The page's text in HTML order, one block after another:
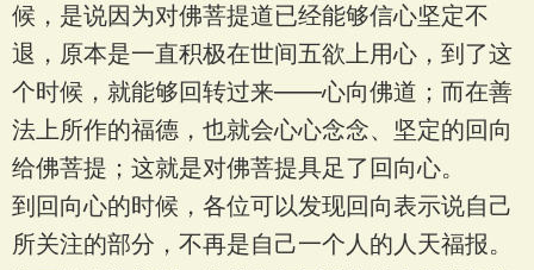
候，是说因为对佛菩提道已经能够信心坚定不
退，原本是一直积极在世间五欲上用心，到了这
个时候，就能够回转过来——心向佛道；而在善
法上所作的福德，也就会心心念念、坚定的回向
给佛菩提；这就是对佛菩提具足了回向心。
到回向心的时候，各位可以发现回向表示说自己
所关注的部分，不再是自己一个人的人天福报。